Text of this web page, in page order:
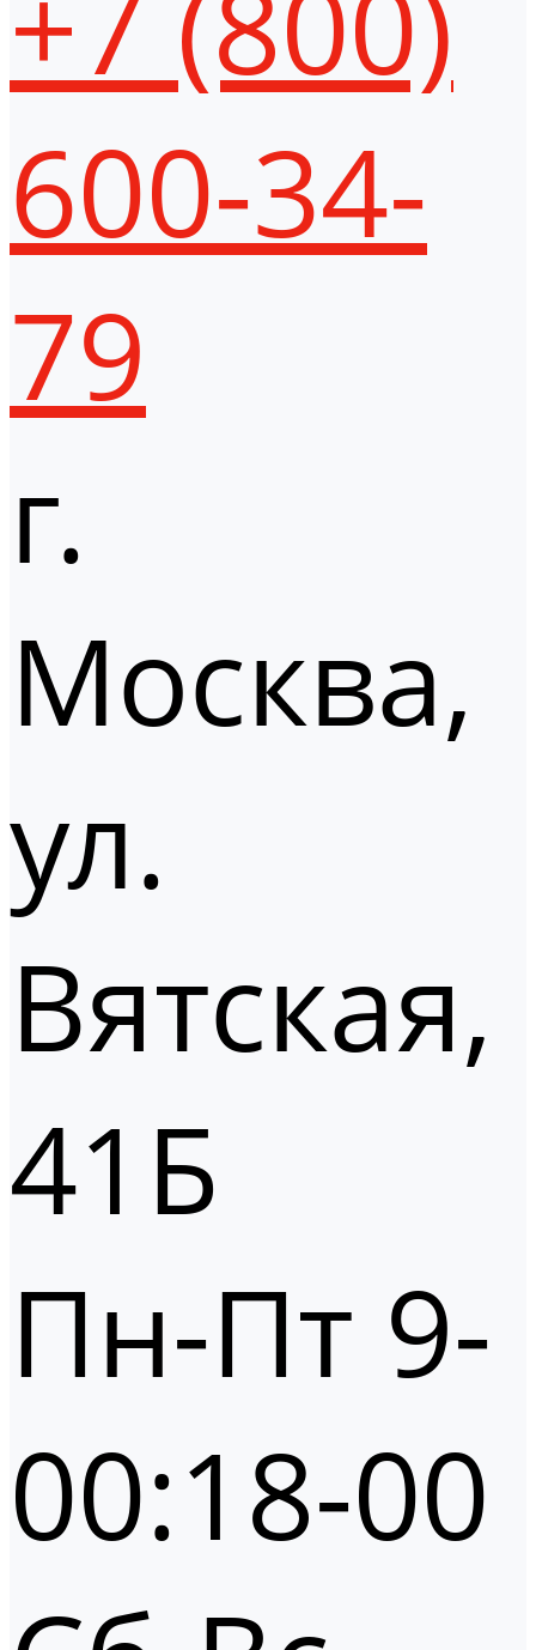
600-34-
79
г.
Москва,
ул.
Вятская,
41Б
Пн-Пт 9-
00:18-00